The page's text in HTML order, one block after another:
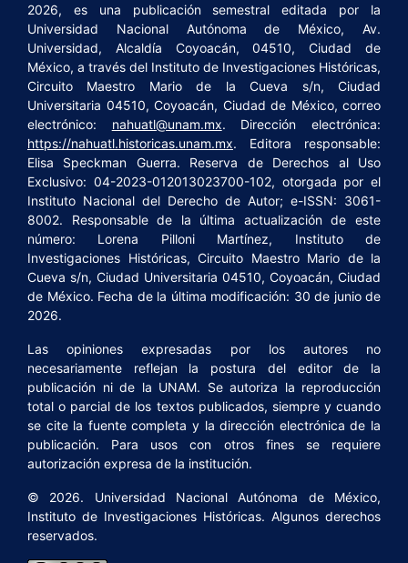
2026, es una publicación semestral editada por la
Universidad Nacional Autónoma de México, Av.
Universidad, Alcaldía Coyoacán, 04510, Ciudad de
México, a través del Instituto de Investigaciones Históricas,
Circuito Maestro Mario de la Cueva s/n, Ciudad
Universitaria 04510, Coyoacán, Ciudad de México, correo
electrónico: nahuatl@unam.mx. Dirección electrónica:
https://nahuatl.historicas.unam.mx. Editora responsable:
Elisa Speckman Guerra. Reserva de Derechos al Uso
Exclusivo: 04-2023-012013023700-102, otorgada por el
Instituto Nacional del Derecho de Autor; e-ISSN: 3061-
8002. Responsable de la última actualización de este
número: Lorena Pilloni Martínez, Instituto de
Investigaciones Históricas, Circuito Maestro Mario de la
Cueva s/n, Ciudad Universitaria 04510, Coyoacán, Ciudad
de México. Fecha de la última modificación: 30 de junio de
2026.
Las opiniones expresadas por los autores no
necesariamente reflejan la postura del editor de la
publicación ni de la UNAM. Se autoriza la reproducción
total o parcial de los textos publicados, siempre y cuando
se cite la fuente completa y la dirección electrónica de la
publicación. Para usos con otros fines se requiere
autorización expresa de la institución.
© 2026. Universidad Nacional Autónoma de México,
Instituto de Investigaciones Históricas. Algunos derechos
reservados.